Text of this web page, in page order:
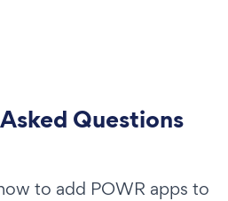
Questions
to add POWR apps to